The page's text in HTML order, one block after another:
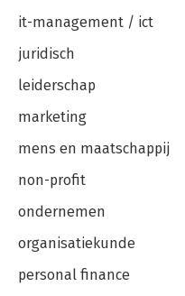
it-management / ict
juridisch
leiderschap
marketing
mens en maatschappij
non-profit
ondernemen
organisatiekunde
personal finance